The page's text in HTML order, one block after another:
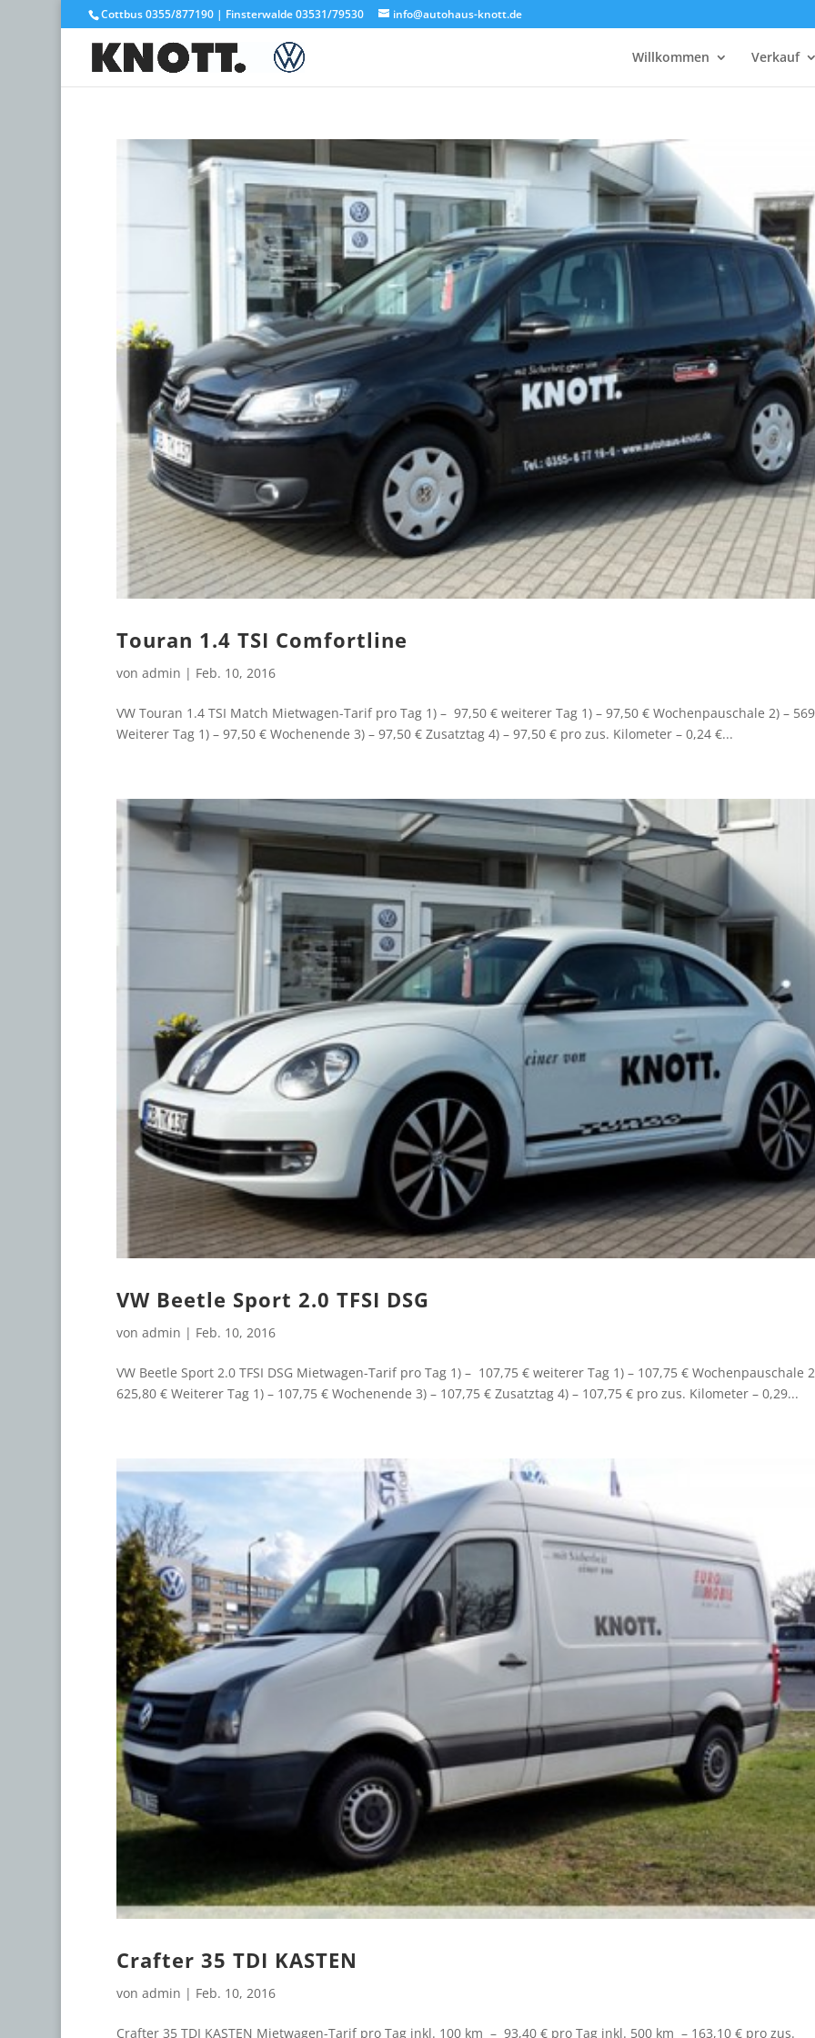
Cottbus 0355/877190 | Finsterwalde 03531/79530 info@autohaus-knott.de
Willkommen Verkauf
Touran 1.4 TSI Comfortline
von admin | Feb. 10, 2016
VW Touran 1.4 TSI Match Mietwagen-Tarif pro Tag 1) – 97,50 € weiterer Tag 1) – 97,50 € Wochenpauschale 2) –
Weiterer Tag 1) – 97,50 € Wochenende 3) – 97,50 € Zusatztag 4) – 97,50 € pro zus. Kilometer – 0,24 €...
VW Beetle Sport 2.0 TFSI DSG
von admin | Feb. 10, 2016
VW Beetle Sport 2.0 TFSI DSG Mietwagen-Tarif pro Tag 1) – 107,75 € weiterer Tag 1) – 107,75 € Wochenpauschale
625,80 € Weiterer Tag 1) – 107,75 € Wochenende 3) – 107,75 € Zusatztag 4) – 107,75 € pro zus. Kilometer – 0,29...
Crafter 35 TDI KASTEN
von admin | Feb. 10, 2016
Crafter 35 TDI KASTEN Mietwagen-Tarif pro Tag inkl. 100 km – 93,40 € pro Tag inkl. 500 km – 163,10 € pro zus.